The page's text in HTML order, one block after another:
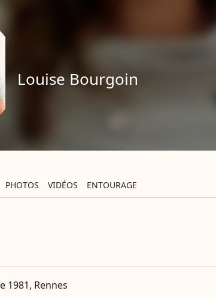
Louise Bourgoin
PHOTOS VIDÉOS ENTOURAGE
1981, Rennes